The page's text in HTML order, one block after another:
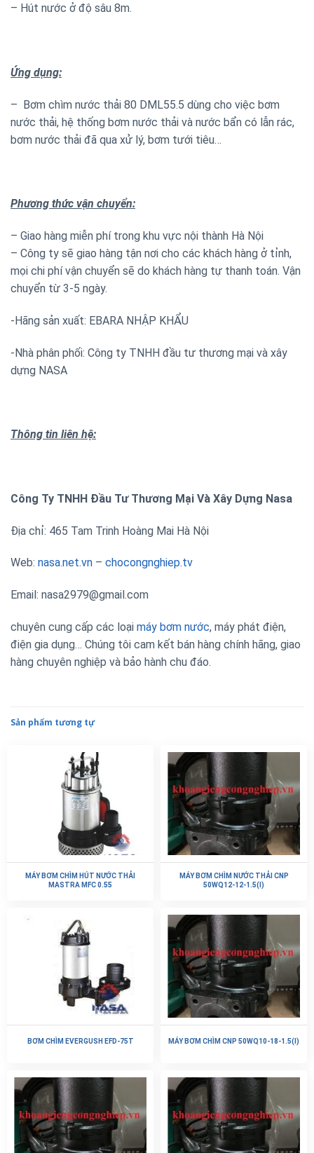
– Hút nước ở độ sâu 8m.
Ứng dụng:
– Bơm chìm nước thải 80 DML55.5 dùng cho việc bơm
nước thải, hệ thống bơm nước thải và nước bẩn có lẫn rác,
bơm nước thải đã qua xử lý, bơm tưới tiêu…
Phương thức vận chuyển:
– Giao hàng miễn phí trong khu vực nội thành Hà Nội
– Công ty sẽ giao hàng tận nơi cho các khách hàng ở tỉnh,
mọi chi phí vận chuyển sẽ do khách hàng tự thanh toán. Vận
chuyển từ 3-5 ngày.
-Hãng sản xuất: EBARA NHẬP KHẨU
-Nhà phân phối: Công ty TNHH đầu tư thương mại và xây
dựng NASA
Thông tin liên hệ:
Công Ty TNHH Đầu Tư Thương Mại Và Xây Dựng Nasa
Địa chỉ: 465 Tam Trinh Hoàng Mai Hà Nội
Web: nasa.net.vn – chocongnghiep.tv
Email: nasa2979@gmail.com
chuyên cung cấp các loại máy bơm nước, máy phát điện,
điện gia dụng… Chúng tôi cam kết bán hàng chính hãng, giao
hàng chuyên nghiệp và bảo hành chu đáo.
Sản phẩm tương tự
MÁY BƠM CHÌM HÚT NƯỚC THẢI
MASTRA MFC 0.55
MÁY BƠM CHÌM NƯỚC THẢI CNP
50WQ12-12-1.5(I)
BƠM CHÌM EVERGUSH EFD-75T MÁY BƠM CHÌM CNP 50WQ10-18-1.5(I)